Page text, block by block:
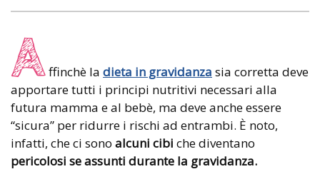
A ffinchè la dieta in gravidanza sia corretta deve
apportare tutti i principi nutritivi necessari alla
futura mamma e al bebè, ma deve anche essere
“sicura” per ridurre i rischi ad entrambi. È noto,
infatti, che ci sono alcuni cibi che diventano
pericolosi se assunti durante la gravidanza.